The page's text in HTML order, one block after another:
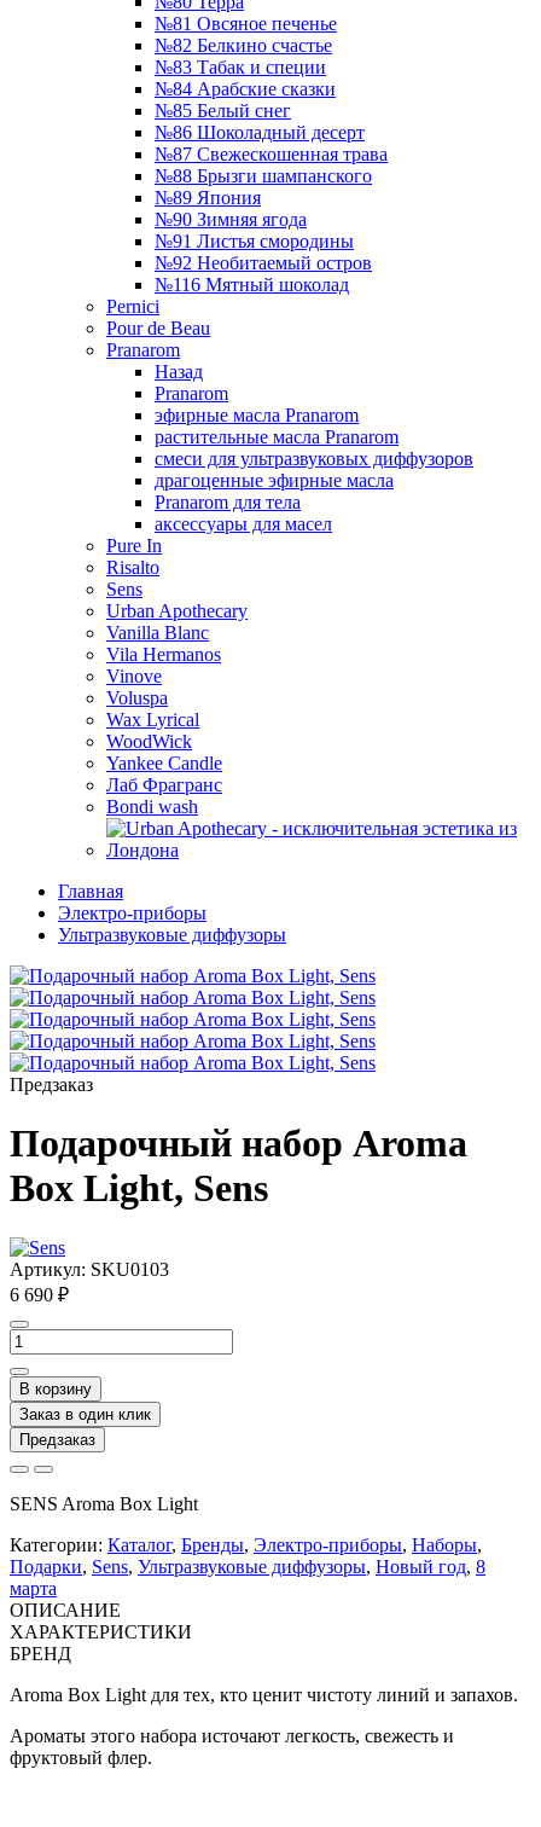
№81 Овсяное печенье
№82 Белкино счастье
№83 Табак и специи
№84 Арабские сказки
№85 Белый снег
№86 Шоколадный десерт
№87 Свежескошенная трава
№88 Брызги шампанского
№89 Япония
№90 Зимняя ягода
№91 Листья смородины
№92 Необитаемый остров
№116 Мятный шоколад
Pernici
Pour de Beau
Pranarom
Назад
Pranarom
эфирные масла Pranarom
растительные масла Pranarom
смеси для ультразвуковых диффузоров
драгоценные эфирные масла
Pranarom для тела
аксессуары для масел
Pure In
Risalto
Sens
Urban Apothecary
Vanilla Blanc
Vila Hermanos
Vinove
Voluspa
Wax Lyrical
WoodWick
Yankee Candle
Лаб Фрагранс
Bondi wash
Главная
Электро-приборы
Ультразвуковые диффузоры
Предзаказ
Подарочный набор Aroma
Box Light, Sens
Артикул: SKU0103
6 690 ₽
В корзину
Заказ в один клик
Предзаказ
SENS Aroma Box Light
Категории: Каталог, Бренды, Электро-приборы, Наборы,
Подарки, Sens, Ультразвуковые диффузоры, Новый год, 8
марта
ОПИСАНИЕ
ХАРАКТЕРИСТИКИ
БРЕНД
Aroma Box Light для тех, кто ценит чистоту линий и запахов.
Ароматы этого набора источают легкость, свежесть и
фруктовый флер.